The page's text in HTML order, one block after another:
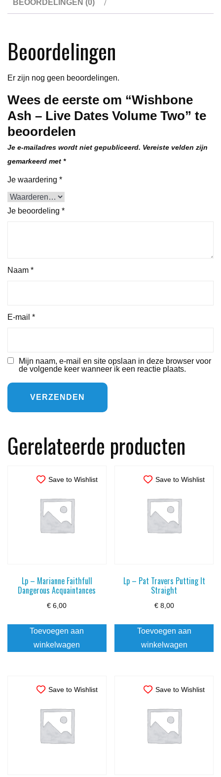
BEOORDELINGEN (0)
Beoordelingen
Er zijn nog geen beoordelingen.
Wees de eerste om “Wishbone
Ash – Live Dates Volume Two” te
beoordelen
Je e-mailadres wordt niet gepubliceerd. Vereiste velden zijn
gemarkeerd met *
Je waardering *
Je beoordeling *
Naam *
E-mail *
Mijn naam, e-mail en site opslaan in deze browser voor
de volgende keer wanneer ik een reactie plaats.
Gerelateerde producten
Save to Wishlist
Lp – Marianne Faithfull
Dangerous Acquaintances
€ 6,00
Toevoegen aan
winkelwagen
Save to Wishlist
Lp – Pat Travers Putting It
Straight
€8,00
Toevoegen aan
winkelwagen
Save to Wishlist Save to Wishlist